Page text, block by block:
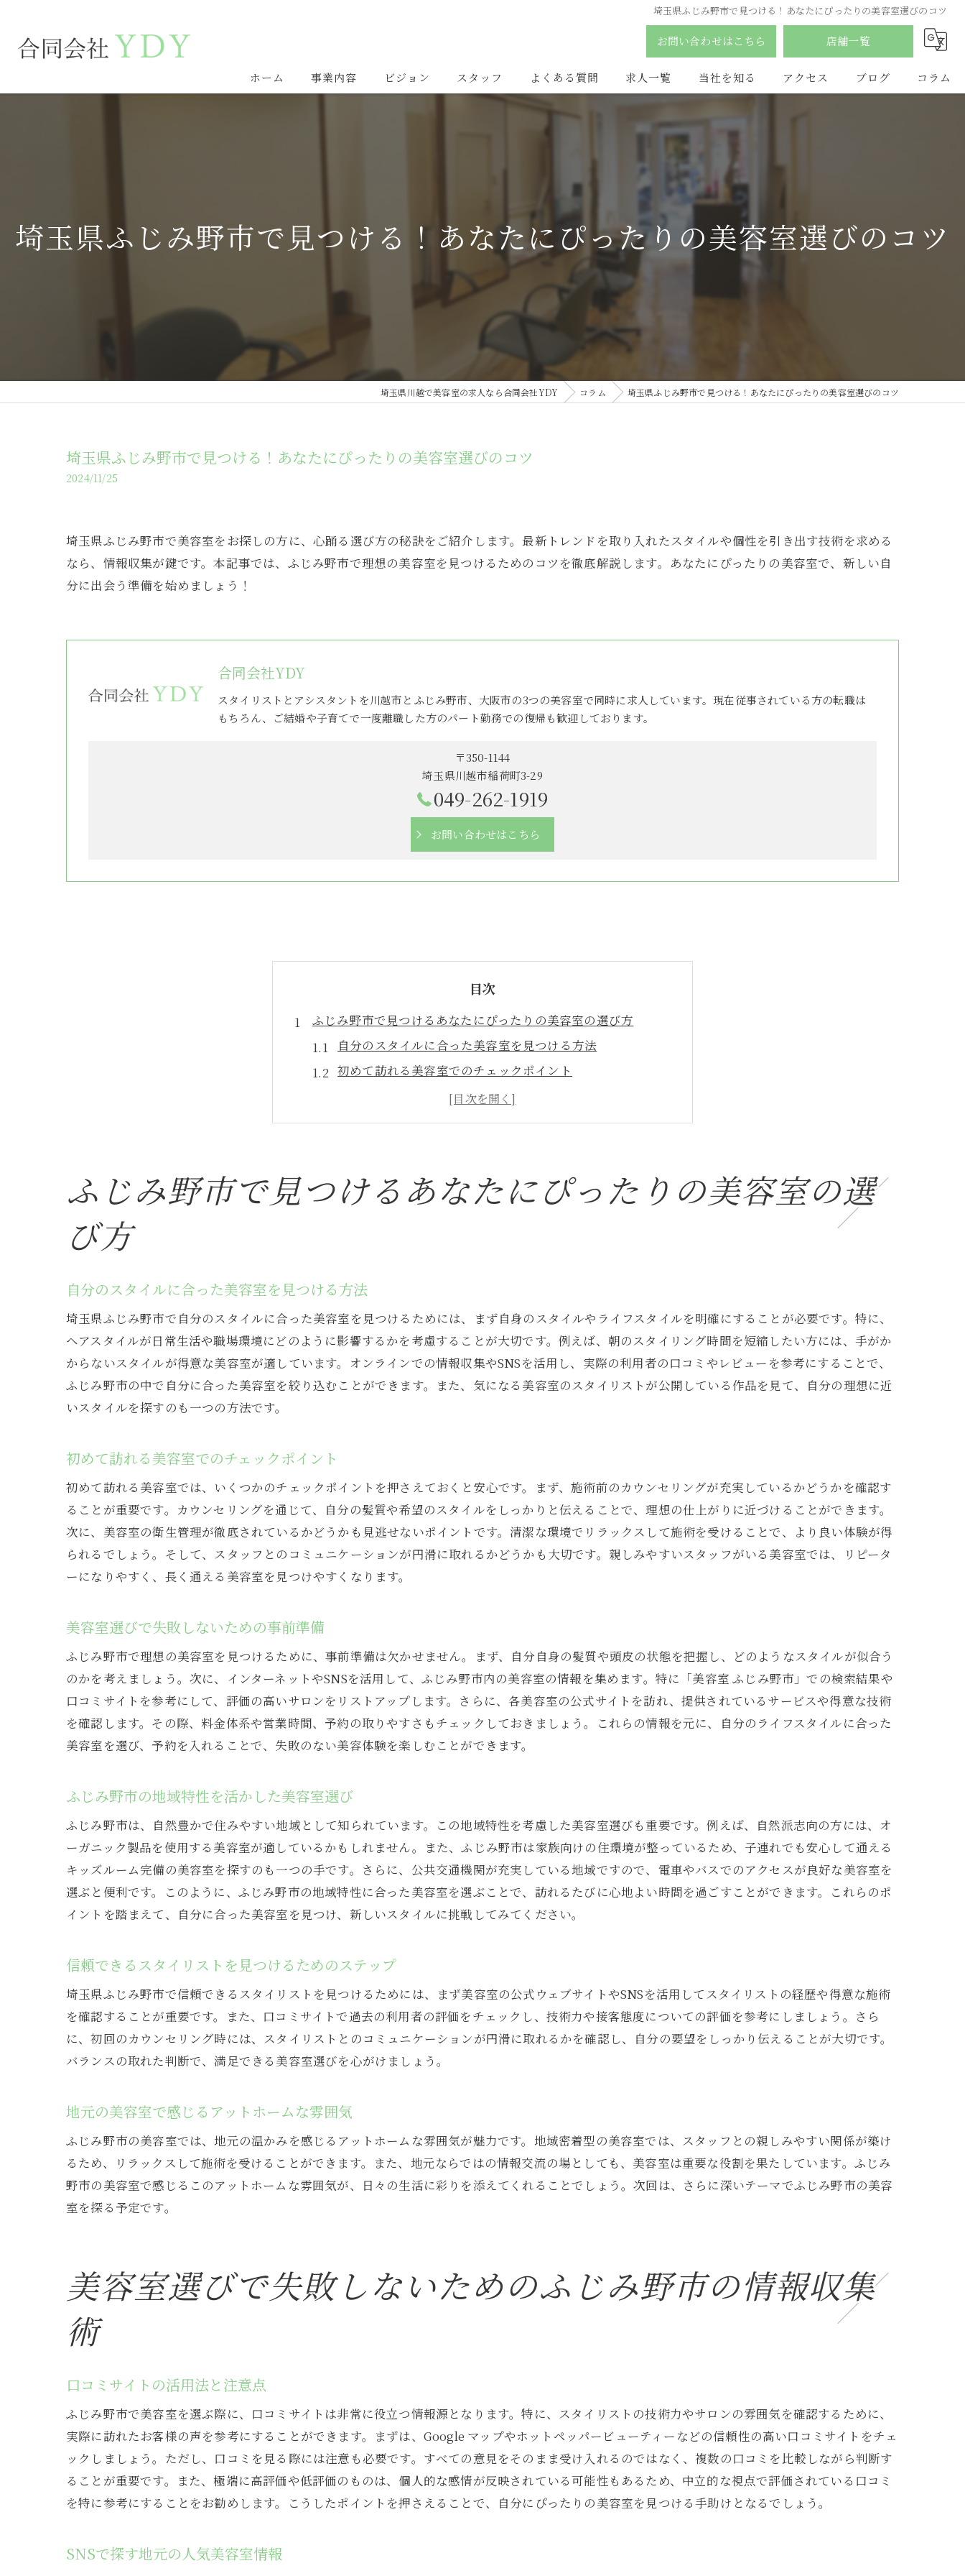
埼玉県ふじみ野市で見つける！あなたにぴったりの美容室選びのコツ
お問い合わせはこちら 店舗一覧
ホーム 事業内容 ビジョン スタッフ よくある質問 求人一覧 当社を知る
南森町の美容室
ふじみ野市の美容室
アルバイト
パート
スタイリスト
アクセス
vist
ブログ コラム
埼玉県ふじみ野市で見つける！あなたにぴったりの美容室選びのコツ
埼玉県川越で美容室の求人なら合同会社YDY コラム 埼玉県ふじみ野市で見つける！あなたにぴったりの美容室選びのコツ
埼玉県ふじみ野市で見つける！あなたにぴったりの美容室選びのコツ
2024/11/25
埼玉県ふじみ野市で美容室をお探しの方に、心踊る選び方の秘訣をご紹介します。最新トレンドを取り入れたスタイルや個性を引き出す技術を求める
なら、情報収集が鍵です。本記事では、ふじみ野市で理想の美容室を見つけるためのコツを徹底解説します。あなたにぴったりの美容室で、新しい自
分に出会う準備を始めましょう！
合同会社YDY
スタイリストとアシスタントを川越市とふじみ野市、大阪市の3つの美容室で同時に求人しています。現在従事されている方の転職は
もちろん、ご結婚や子育てで一度離職した方のパート勤務での復帰も歓迎しております。
〒350-1144
埼玉県川越市稲荷町3-29
049-262-1919
お問い合わせはこちら
目次
ふじみ野市で見つけるあなたにぴったりの美容室の選び方
自分のスタイルに合った美容室を見つける方法
初めて訪れる美容室でのチェックポイント
美容室選びで失敗しないための事前準備
ふじみ野市の地域特性を活かした美容室選び
美容室選びで失敗しないためのふじみ野市の情報収集術
ローカルコミュニティから得る生の声
ふじみ野市の美容室イベントを活用する
無料カウンセリングを上手に利用する方法
ふじみ野市で美容室を選ぶ際の重要なポイント
サロンの雰囲気とスタッフの対応を確認する
予約の取りやすさを事前に確認する
実際の体験談から得る有益な情報
トレンドを取り入れたふじみ野市の美容室で新しい自分に出会う
最新トレンドを追う美容室の特徴
自分らしいスタイルを相談できるサロン選び
トレンドカラーの選び方と注意点
自分にぴったりのトレンドヘアを探す方法
ふじみ野市で話題の美容室を見つけるための最新テクニック
インフルエンサーの推薦するサロンをチェック
オンライン予約の利便性を活用する
話題のスタイリストに直接アプローチする方法
ビフォーアフター写真で見る美容室の実力
定期的に更新される人気ランキングを参考にする
口コミを活用してふじみ野市で信頼できる美容室を探す方法
口コミ評価の高さが示す信頼性
口コミをもとに実際の体験を比べる
ネガティブな口コミの真偽を見極める
長年の顧客が多い美容室の特徴
口コミサイトで競合美容室と比較する方法
隠れ家サロンの探し方と選び方
予約が取りづらい人気サロンの攻略法
独自サービスを提供する美容室を探す
理想のヘアスタイルを実現するためのステップ
自分の髪質に合ったスタイル選び
アフターケアで持続する美しいスタイル
ふじみ野市で見つけるあなたにぴったりの美容室の選
び方
自分のスタイルに合った美容室を見つける方法
埼玉県ふじみ野市で自分のスタイルに合った美容室を見つけるためには、まず自身のスタイルやライフスタイルを明確にすることが必要です。特に、
ヘアスタイルが日常生活や職場環境にどのように影響するかを考慮することが大切です。例えば、朝のスタイリング時間を短縮したい方には、手がか
からないスタイルが得意な美容室が適しています。オンラインでの情報収集やSNSを活用し、実際の利用者の口コミやレビューを参考にすることで、
ふじみ野市の中で自分に合った美容室を絞り込むことができます。また、気になる美容室のスタイリストが公開している作品を見て、自分の理想に近
いスタイルを探すのも一つの方法です。
初めて訪れる美容室でのチェックポイント
初めて訪れる美容室では、いくつかのチェックポイントを押さえておくと安心です。まず、施術前のカウンセリングが充実しているかどうかを確認す
ることが重要です。カウンセリングを通じて、自分の髪質や希望のスタイルをしっかりと伝えることで、理想の仕上がりに近づけることができます。
次に、美容室の衛生管理が徹底されているかどうかも見逃せないポイントです。清潔な環境でリラックスして施術を受けることで、より良い体験が得
られるでしょう。そして、スタッフとのコミュニケーションが円滑に取れるかどうかも大切です。親しみやすいスタッフがいる美容室では、リピータ
ーになりやすく、長く通える美容室を見つけやすくなります。
美容室選びで失敗しないための事前準備
ふじみ野市で理想の美容室を見つけるために、事前準備は欠かせません。まず、自分自身の髪質や頭皮の状態を把握し、どのようなスタイルが似合う
のかを考えましょう。次に、インターネットやSNSを活用して、ふじみ野市内の美容室の情報を集めます。特に「美容室 ふじみ野市」での検索結果や
口コミサイトを参考にして、評価の高いサロンをリストアップします。さらに、各美容室の公式サイトを訪れ、提供されているサービスや得意な技術
を確認します。その際、料金体系や営業時間、予約の取りやすさもチェックしておきましょう。これらの情報を元に、自分のライフスタイルに合った
美容室を選び、予約を入れることで、失敗のない美容体験を楽しむことができます。
ふじみ野市の地域特性を活かした美容室選び
ふじみ野市は、自然豊かで住みやすい地域として知られています。この地域特性を考慮した美容室選びも重要です。例えば、自然派志向の方には、オ
ーガニック製品を使用する美容室が適しているかもしれません。また、ふじみ野市は家族向けの住環境が整っているため、子連れでも安心して通える
キッズルーム完備の美容室を探すのも一つの手です。さらに、公共交通機関が充実している地域ですので、電車やバスでのアクセスが良好な美容室を
選ぶと便利です。このように、ふじみ野市の地域特性に合った美容室を選ぶことで、訪れるたびに心地よい時間を過ごすことができます。これらのポ
イントを踏まえて、自分に合った美容室を見つけ、新しいスタイルに挑戦してみてください。
信頼できるスタイリストを見つけるためのステップ
埼玉県ふじみ野市で信頼できるスタイリストを見つけるためには、まず美容室の公式ウェブサイトやSNSを活用してスタイリストの経歴や得意な施術
を確認することが重要です。また、口コミサイトで過去の利用者の評価をチェックし、技術力や接客態度についての評価を参考にしましょう。さら
に、初回のカウンセリング時には、スタイリストとのコミュニケーションが円滑に取れるかを確認し、自分の要望をしっかり伝えることが大切です。
バランスの取れた判断で、満足できる美容室選びを心がけましょう。
地元の美容室で感じるアットホームな雰囲気
ふじみ野市の美容室では、地元の温かみを感じるアットホームな雰囲気が魅力です。地域密着型の美容室では、スタッフとの親しみやすい関係が築け
るため、リラックスして施術を受けることができます。また、地元ならではの情報交流の場としても、美容室は重要な役割を果たしています。ふじみ
野市の美容室で感じるこのアットホームな雰囲気が、日々の生活に彩りを添えてくれることでしょう。次回は、さらに深いテーマでふじみ野市の美容
室を探る予定です。
美容室選びで失敗しないためのふじみ野市の情報収集
術
口コミサイトの活用法と注意点
ふじみ野市で美容室を選ぶ際に、口コミサイトは非常に役立つ情報源となります。特に、スタイリストの技術力やサロンの雰囲気を確認するために、
実際に訪れたお客様の声を参考にすることができます。まずは、Google マップやホットペッパービューティーなどの信頼性の高い口コミサイトをチェ
ックしましょう。ただし、口コミを見る際には注意も必要です。すべての意見をそのまま受け入れるのではなく、複数の口コミを比較しながら判断す
ることが重要です。また、極端に高評価や低評価のものは、個人的な感情が反映されている可能性もあるため、中立的な視点で評価されている口コミ
を特に参考にすることをお勧めします。こうしたポイントを押さえることで、自分にぴったりの美容室を見つける手助けとなるでしょう。
SNSで探す地元の人気美容室情報